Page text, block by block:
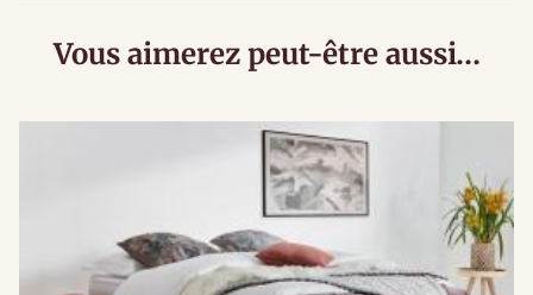
Vous aimerez peut-être aussi…